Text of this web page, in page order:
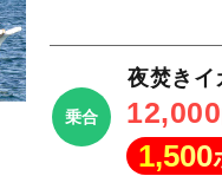
乗合
夜焚き
12,000
1,500